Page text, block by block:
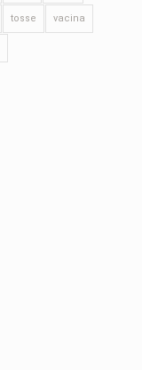
tosse vacina